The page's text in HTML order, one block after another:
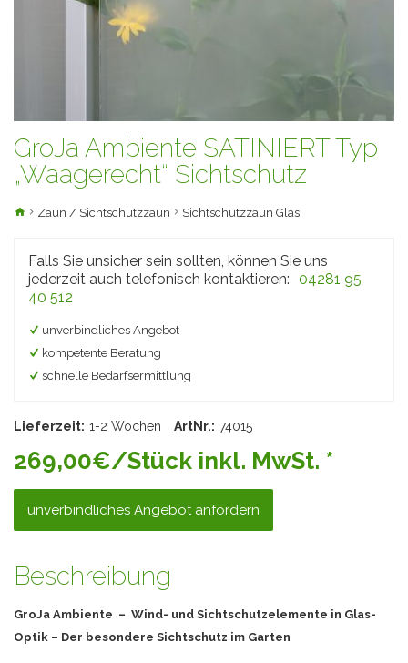
GroJa Ambiente SATINIERT Typ
„Waagerecht“ Sichtschutz
Zaun / Sichtschutzzaun Sichtschutzzaun Glas
Falls Sie unsicher sein sollten, können Sie uns
jederzeit auch telefonisch kontaktieren: 04281 95
40 512
unverbindliches Angebot
kompetente Beratung
schnelle Bedarfsermittlung
Lieferzeit: 1-2 Wochen ArtNr.: 74015
269,00€/Stück inkl. MwSt. *
unverbindliches Angebot anfordern
Beschreibung
GroJa Ambiente – Wind- und Sichtschutzelemente in Glas-
Optik – Der besondere Sichtschutz im Garten